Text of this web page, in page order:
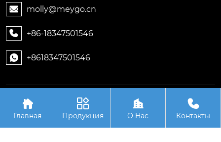
 molly@meygo.cn
 +86-18347501546
 +8618347501546
Авторское право©ООО Ляонин Мэйигао Электро
Автоматизация Оборудования

Главная

Продукция

О Hас

Контакты